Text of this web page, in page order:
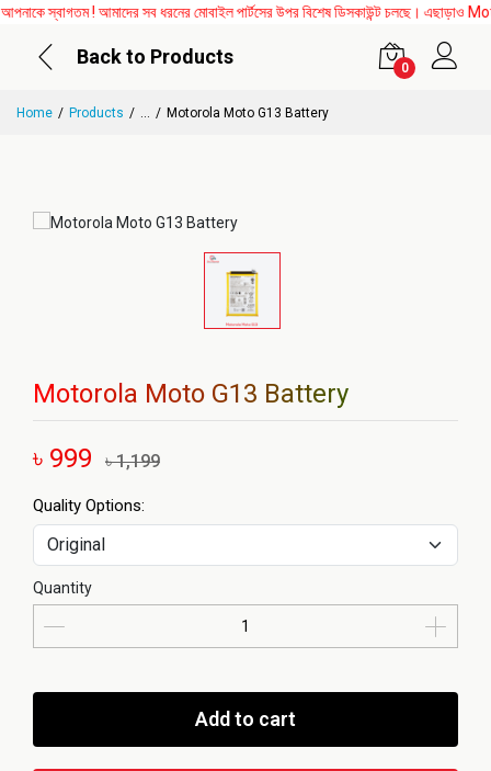
স্বাগতম ! আমাদের সব ধরনের মোবাইল পার্টসের উপর বিশেষ ডিসকাউন্ট চলছে। এছাড়াও
Back to Products
0
Home Products ... Motorola Moto G13 Battery
Motorola Moto G13 Battery
৳ 999 ৳ 1,199
Quality Options:
Quantity
Add to cart